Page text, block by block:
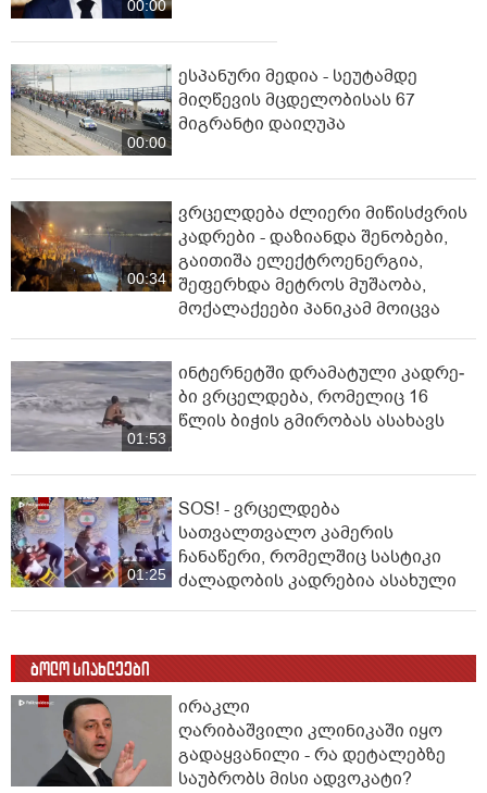
00:00
00:00
ესპანური მედია - სეუტამდე
მიღწევის მცდელობისას 67
მიგრანტი დაიღუპა
00:34
ვრცელდება ძლიერი მიწისძვრის
კადრები - დაზიანდა შენობები,
გაითიშა ელექტროენერგია,
შეფერხდა მეტროს მუშაობა,
მოქალაქეები პანიკამ მოიცვა
01:53
ინ­ტერ­ნეტ­ში დრა­მა­ტუ­ლი კად­რე­
ბი ვრცელდება, რომელიც 16
წლის ბიჭის გმირობას ასახავს
01:25
SOS! - ვრცელდება
სათვალთვალო კამერის
ჩანაწერი, რომელშიც სასტიკი
ძალადობის კადრებია ასახული
ბოლო სიახლეები
ირაკლი
ღარიბაშვილი კლინიკაში იყო
გადაყვანილი - რა დეტალებზე
საუბრობს მისი ადვოკატი?